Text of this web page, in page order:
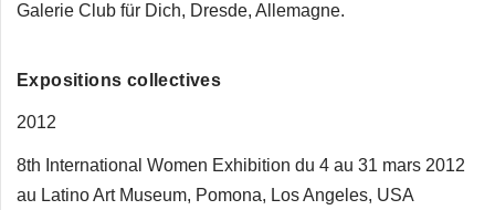
Galerie Club für Dich, Dresde, Allemagne.
Expositions collectives
2012
8th International Women Exhibition du 4 au 31 mars 2012
au Latino Art Museum, Pomona, Los Angeles, USA